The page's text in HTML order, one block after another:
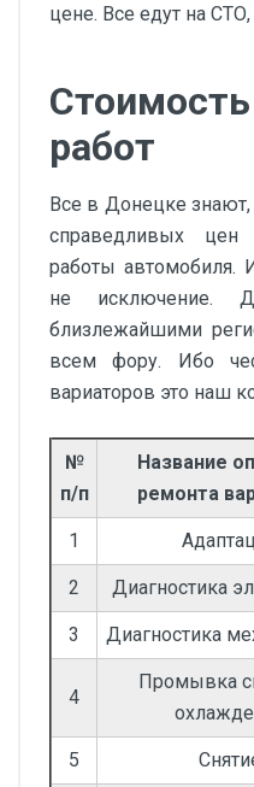
цене. Все едут на СТО,
работ
Все в Донецке знают,
справедливых
работы автомобиля.
не исключение.
близлежайшими
всем фору. Ибо
вариаторов это наш
№
п/п
Название
ремонта
1
2 Диагностика
3 Диагностика
4
Промывка
5